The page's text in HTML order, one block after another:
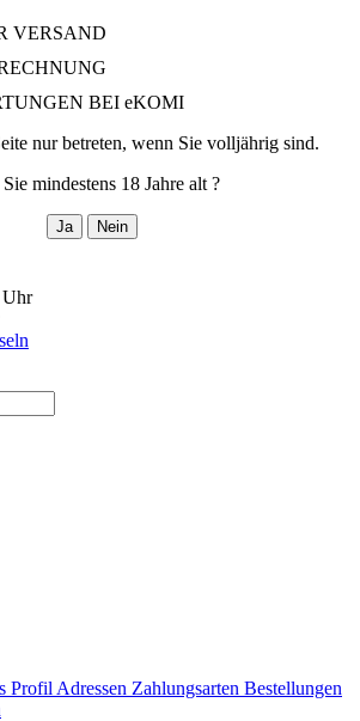
VERSAND
BEI eKOMI
nur betreten, wenn Sie volljährig sind.
mindestens 18 Jahre alt ?
Ja Nein
Uhr
Profil Adressen Zahlungsarten Bestellungen